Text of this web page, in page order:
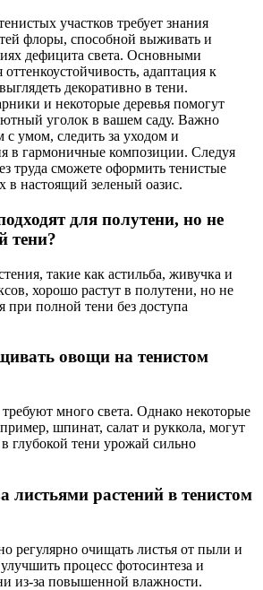
участков требует знания
флоры, способной выживать и
дефицита света. Основными
адаптация к
декоративно в тени.
и некоторые деревья помогут
уголок в вашем саду. Важно
с умом, следить за уходом и
в гармоничные композиции. Следуя
труда сможете оформить тенистые
в настоящий зеленый оазис.
для полутени, но не
тени?
такие как астильба, живучка и
хорошо растут в полутени, но не
при полной тени без доступа
овощи на тенистом
много света. Однако некоторые
шпинат, салат и руккола, могут
глубокой тени урожай сильно
листьями растений в тенистом
регулярно очищать листья от пыли и
процесс фотосинтеза и
из-за повышенной влажности.